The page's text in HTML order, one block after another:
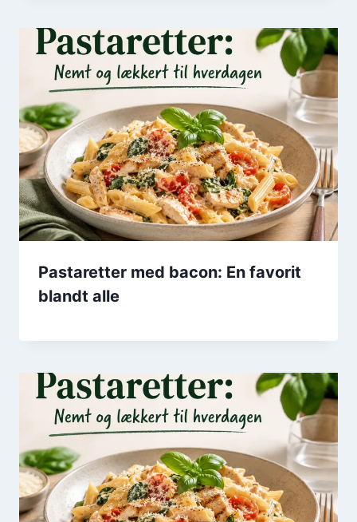
Pastaretter med bacon: En favorit
blandt alle